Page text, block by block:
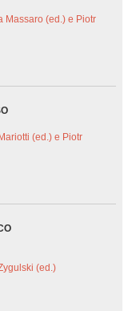
Massaro (ed.) e Piotr
(ed.) e Piotr
(ed.)